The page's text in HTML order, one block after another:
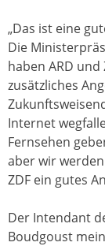
„Das ist eine
Die
haben ARD
zusätzliches
Internet
Fernsehen
aber wir
ZDF ein gutes
Der Intendant
Boudgoust